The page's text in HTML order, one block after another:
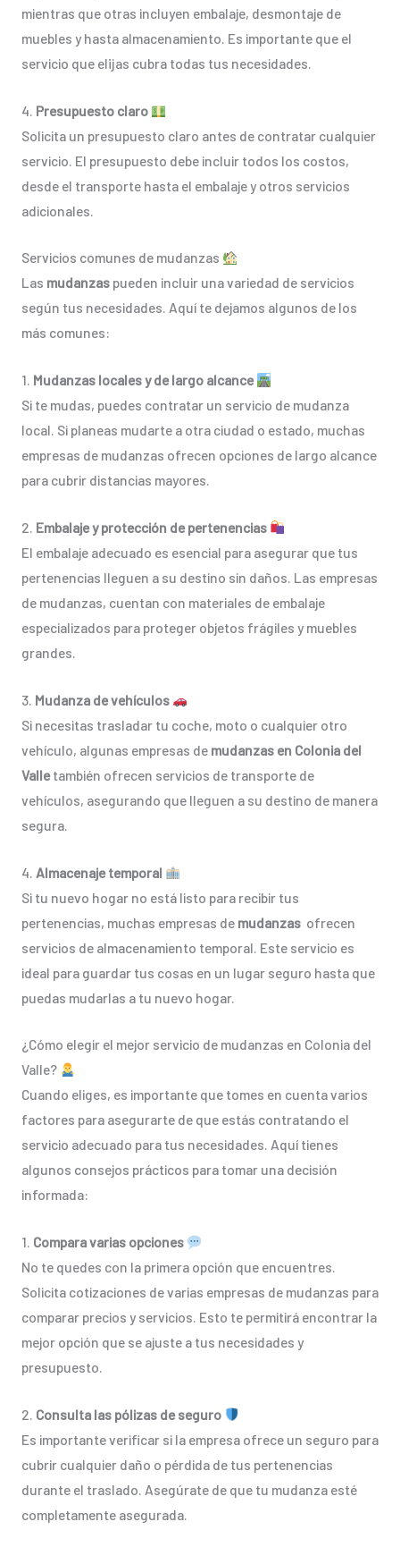
mientras que otras incluyen embalaje, desmontaje de
muebles y hasta almacenamiento. Es importante que el
servicio que elijas cubra todas tus necesidades.
4. Presupuesto claro
Solicita un presupuesto claro antes de contratar cualquier
servicio. El presupuesto debe incluir todos los costos,
desde el transporte hasta el embalaje y otros servicios
adicionales.
Servicios comunes de mudanzas
Las mudanzaspueden incluir una variedad de servicios
según tus necesidades. Aquí te dejamos algunos de los
más comunes:
1. Mudanzas locales y de largo alcance
Si te mudas, puedes contratar un servicio de mudanza
local. Si planeas mudarte a otra ciudad o estado, muchas
empresas de mudanzas ofrecen opciones de largo alcance
para cubrir distancias mayores.
2. Embalaje y protección de pertenencias
El embalaje adecuado es esencial para asegurar que tus
pertenencias lleguen a su destino sin daños. Las empresas
de mudanzas, cuentan con materiales de embalaje
especializados para proteger objetos frágiles y muebles
grandes.
3. Mudanza de vehículos
Si necesitas trasladar tu coche, moto o cualquier otro
vehículo, algunas empresas de mudanzas en Colonia del
Valletambién ofrecen servicios de transporte de
vehículos, asegurando que lleguen a su destino de manera
segura.
4. Almacenaje temporal
Si tu nuevo hogar no está listo para recibir tus
pertenencias, muchas empresas de mudanzas ofrecen
servicios de almacenamiento temporal. Este servicio es
ideal para guardar tus cosas en un lugar seguro hasta que
puedas mudarlas a tu nuevo hogar.
¿Cómo elegir el mejor servicio de mudanzas en Colonia del
Valle?
Cuando eliges, es importante que tomes en cuenta varios
factores para asegurarte de que estás contratando el
servicio adecuado para tus necesidades. Aquí tienes
algunos consejos prácticos para tomar una decisión
informada:
1. Compara varias opciones
No te quedes con la primera opción que encuentres.
Solicita cotizaciones de varias empresas de mudanzas para
comparar precios y servicios. Esto te permitirá encontrar la
mejor opción que se ajuste a tus necesidades y
presupuesto.
2. Consulta las pólizas de seguro
Es importante verificar si la empresa ofrece un seguro para
cubrir cualquier daño o pérdida de tus pertenencias
durante el traslado. Asegúrate de que tu mudanza esté
completamente asegurada.